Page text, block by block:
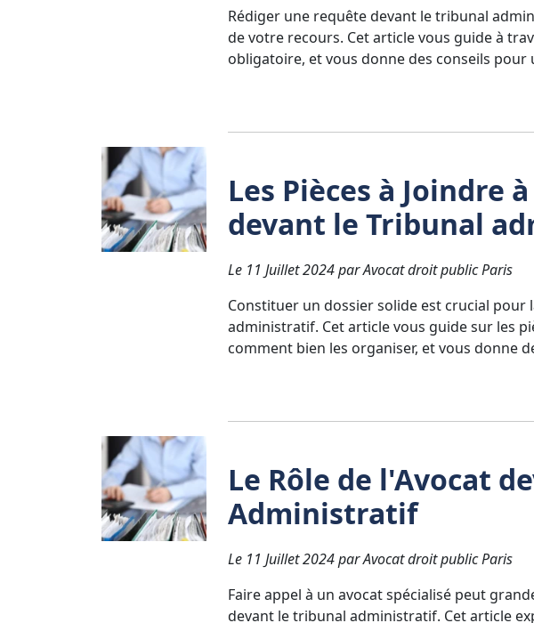
Rédiger une requête devant le tribunal
de votre recours. Cet article vous guide à
obligatoire, et vous donne des conseils pour
Les Pièces à Joindre
devant le Tribunal
Le 11 Juillet 2024 par Avocat droit public Paris
Constituer un dossier solide est crucial
administratif. Cet article vous guide sur les
comment bien les organiser, et vous donne
Le Rôle de l'Avocat
Administratif
Le 11 Juillet 2024 par Avocat droit public Paris
Faire appel à un avocat spécialisé peut
devant le tribunal administratif. Cet article